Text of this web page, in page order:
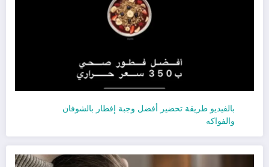
بالفيديو طريقة تحضير أفضل وجبة إفطار بالشوفان
والفواكه